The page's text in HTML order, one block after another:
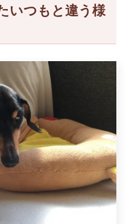
いつもと違う様